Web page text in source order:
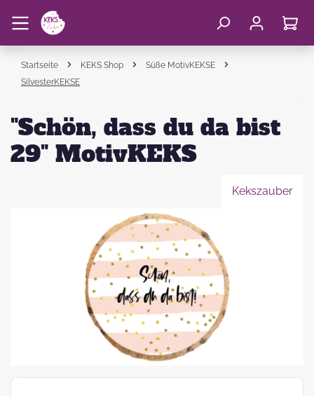
Startseite KEKS Shop
Süße MotivKEKSE
SilvesterKEKSE
"Schön, dass du da bist
29" MotivKEKS
Kekszauber